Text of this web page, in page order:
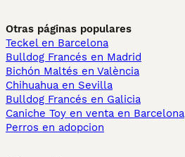
Otras páginas populares
Teckel en Barcelona
Bulldog Francés en Madrid
Bichón Maltés en València
Chihuahua en Sevilla
Bulldog Francés en Galicia
Caniche Toy en venta en Barcelona
Perros en adopcion